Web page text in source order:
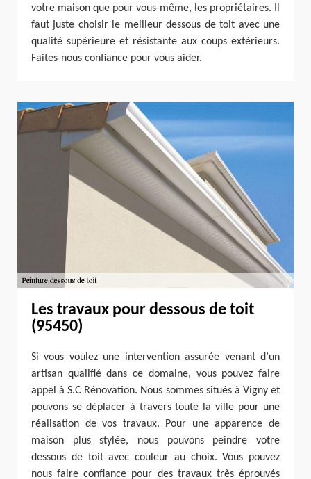
votre maison que pour vous-même, les propriétaires. Il
faut juste choisir le meilleur dessous de toit avec une
qualité supérieure et résistante aux coups extérieurs.
Faites-nous confiance pour vous aider.
Les travaux pour dessous de toit
(95450)
Si vous voulez une intervention assurée venant d’un
artisan qualifié dans ce domaine, vous pouvez faire
appel à S.C Rénovation. Nous sommes situés à Vigny et
pouvons se déplacer à travers toute la ville pour une
réalisation de vos travaux. Pour une apparence de
maison plus stylée, nous pouvons peindre votre
dessous de toit avec couleur au choix. Vous pouvez
nous faire confiance pour des travaux très éprouvés